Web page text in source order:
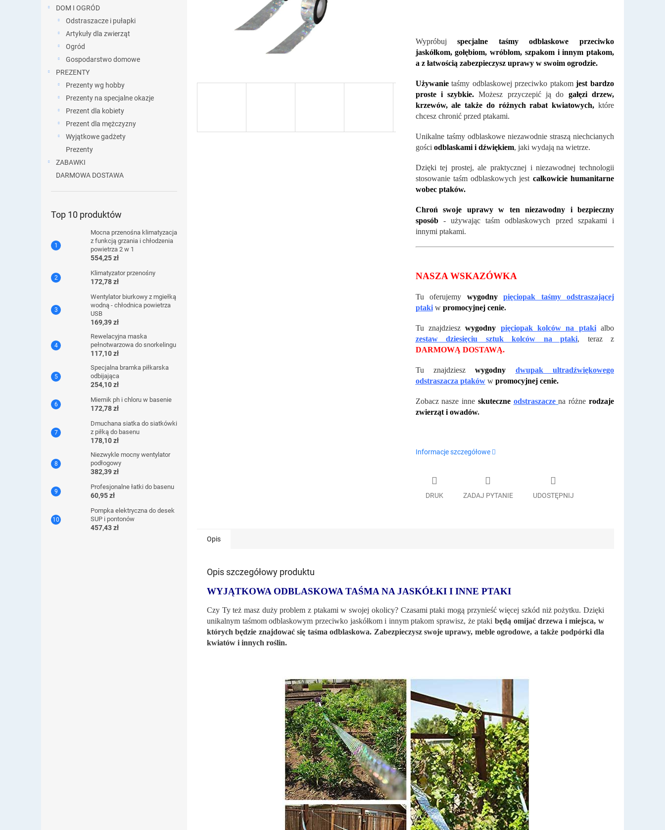
DOM I OGRÓD
Odstraszacze i pułapki
Artykuły dla zwierząt
Ogród
Gospodarstwo domowe
PREZENTY
Prezenty wg hobby
Prezenty na specjalne okazje
Prezent dla kobiety
Prezent dla mężczyzny
Wyjątkowe gadżety
Prezenty
ZABAWKI
DARMOWA DOSTAWA
Top 10 produktów
Mocna przenośna klimatyzacja
z funkcją grzania i chłodzenia
powietrza 2 w 1
554,25 zł
Klimatyzator przenośny
172,78 zł
Wentylator biurkowy z mgiełką
wodną - chłodnica powietrza
USB
169,39 zł
Rewelacyjna maska ​​
pełnotwarzowa do snorkelingu
117,10 zł
Specjalna bramka piłkarska
odbijająca
254,10 zł
Miernik ph i chloru w basenie
172,78 zł
Dmuchana siatka do siatkówki
z piłką do basenu
178,10 zł
Niezwykle mocny wentylator
podłogowy
382,39 zł
Profesjonalne łatki do basenu
60,95 zł
Pompka elektryczna do desek
SUP i pontonów
457,43 zł
Wypróbujspecjalne taśmy odblaskowe przeciwko
jaskółkom, gołębiom, wróblom, szpakom i innym ptakom,
a z łatwością zabezpieczysz uprawy w swoim ogrodzie.
Używanietaśmy odblaskowej przeciwko ptakomjest bardzo
proste i szybkie. Możesz przyczepić ją do gałęzi drzew,
krzewów, ale także do różnych rabat kwiatowych, które
chcesz chronić przed ptakami.
Unikalne taśmy odblaskowe niezawodnie straszą niechcianych
gości odblaskami i dźwiękiem, jaki wydają na wietrze.
Dzięki tej prostej, ale praktycznej i niezawodnej technologii
stosowanie taśm odblaskowych jest całkowicie humanitarne
wobec ptaków.
Chroń swoje uprawy w ten niezawodny i bezpieczny
sposób- używając taśm odblaskowych przed szpakami i
innymi ptakami.
NASZA WSKAZÓWKA
Tu oferujemy wygodny
pięciopak taśmy odstraszającej
ptakiw promocyjnej cenie.
Tu znajdzieszwygodny pięciopak kolców na ptakialbo
zestaw dziesięciu sztuk kolców na ptaki, teraz z
DARMOWĄ DOSTAWĄ.
Tu znajdzieszwygodny
dwupak ultradźwiękowego
odstraszacza ptakóww promocyjnej cenie.
Zobacz nasze inne skuteczne odstraszacze na różne rodzaje
zwierząt i owadów.
Informacje szczegółowe
DRUK ZADAJ PYTANIE UDOSTĘPNIJ
Opis
Opis szczegółowy produktu
WYJĄTKOWA ODBLASKOWA TAŚMA NA JASKÓŁKI I INNE PTAKI
Czy Ty też masz duży problem z ptakami w swojej okolicy? Czasami ptaki mogą przynieść więcej szkód niż pożytku. Dzięki
unikalnym taśmom odblaskowym przeciwko jaskółkom i innym ptakom sprawisz, że ptaki będą omijać drzewa i miejsca, w
których będzie znajdować się taśma odblaskowa. Zabezpieczysz swoje uprawy, meble ogrodowe, a także podpórki dla
kwiatów i innych roślin.